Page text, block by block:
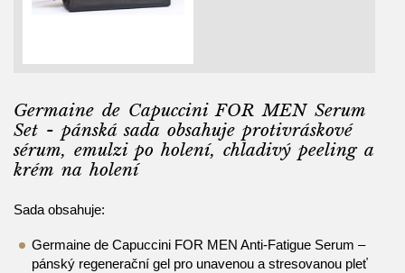
Germaine de Capuccini FOR MEN Serum
Set - pánská sada obsahuje protivráskové
sérum, emulzi po holení, chladivý peeling a
krém na holení
Sada obsahuje:
Germaine de Capuccini FOR MEN Anti-Fatigue Serum –
pánský regenerační gel pro unavenou a stresovanou pleť